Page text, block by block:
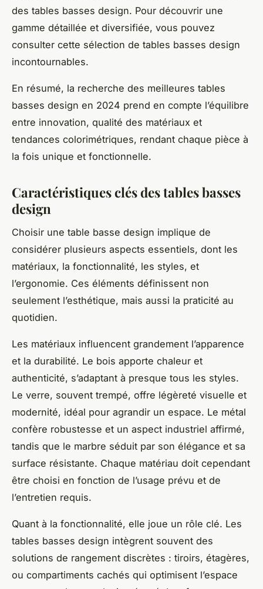
des tables basses design. Pour découvrir une
gamme détaillée et diversifiée, vous pouvez
consulter cette sélection de tables basses design
incontournables.
En résumé, la recherche des meilleures tables
basses design en 2024 prend en compte l’équilibre
entre innovation, qualité des matériaux et
tendances colorimétriques, rendant chaque pièce à
la fois unique et fonctionnelle.
Caractéristiques clés des tables basses
design
Choisir une table basse design implique de
considérer plusieurs aspects essentiels, dont les
matériaux, la fonctionnalité, les styles, et
l’ergonomie. Ces éléments définissent non
seulement l’esthétique, mais aussi la praticité au
quotidien.
Les matériaux influencent grandement l’apparence
et la durabilité. Le bois apporte chaleur et
authenticité, s’adaptant à presque tous les styles.
Le verre, souvent trempé, offre légèreté visuelle et
modernité, idéal pour agrandir un espace. Le métal
confère robustesse et un aspect industriel affirmé,
tandis que le marbre séduit par son élégance et sa
surface résistante. Chaque matériau doit cependant
être choisi en fonction de l’usage prévu et de
l’entretien requis.
Quant à la fonctionnalité, elle joue un rôle clé. Les
tables basses design intègrent souvent des
solutions de rangement discrètes : tiroirs, étagères,
ou compartiments cachés qui optimisent l’espace